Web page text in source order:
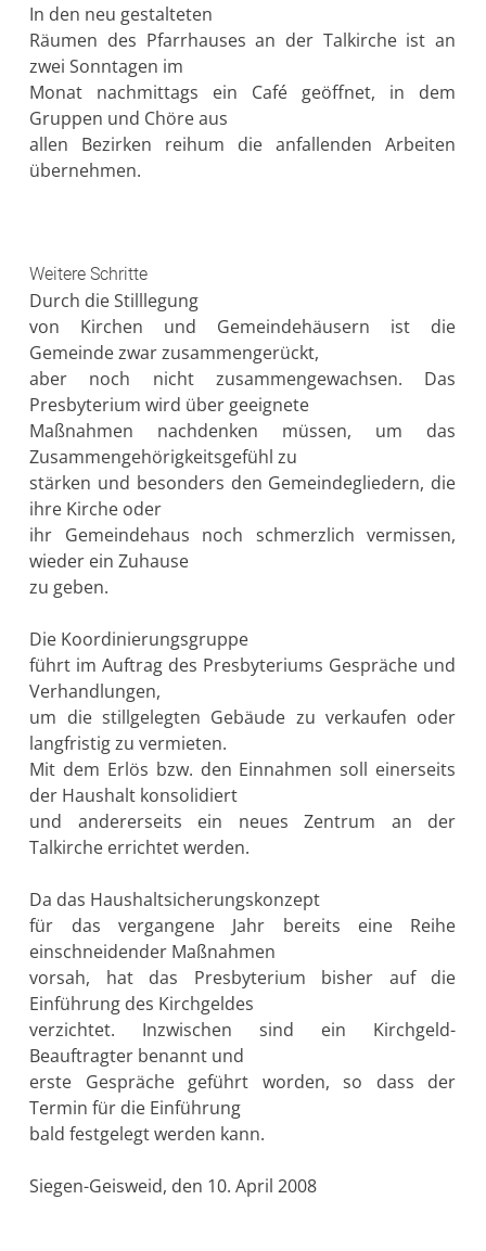
In den neu gestalteten
Räumen des Pfarrhauses an der Talkirche ist an
zwei Sonntagen im
Monat nachmittags ein Café geöffnet, in dem
Gruppen und Chöre aus
allen Bezirken reihum die anfallenden Arbeiten
übernehmen.
Weitere Schritte
Durch die Stilllegung
von Kirchen und Gemeindehäusern ist die
Gemeinde zwar zusammengerückt,
aber noch nicht zusammengewachsen. Das
Presbyterium wird über geeignete
Maßnahmen nachdenken müssen, um das
Zusammengehörigkeitsgefühl zu
stärken und besonders den Gemeindegliedern, die
ihre Kirche oder
ihr Gemeindehaus noch schmerzlich vermissen,
wieder ein Zuhause
zu geben.
Die Koordinierungsgruppe
führt im Auftrag des Presbyteriums Gespräche und
Verhandlungen,
um die stillgelegten Gebäude zu verkaufen oder
langfristig zu vermieten.
Mit dem Erlös bzw. den Einnahmen soll einerseits
der Haushalt konsolidiert
und andererseits ein neues Zentrum an der
Talkirche errichtet werden.
Da das Haushaltsicherungskonzept
für das vergangene Jahr bereits eine Reihe
einschneidender Maßnahmen
vorsah, hat das Presbyterium bisher auf die
Einführung des Kirchgeldes
verzichtet. Inzwischen sind ein Kirchgeld-
Beauftragter benannt und
erste Gespräche geführt worden, so dass der
Termin für die Einführung
bald festgelegt werden kann.
Siegen-Geisweid, den 10. April 2008